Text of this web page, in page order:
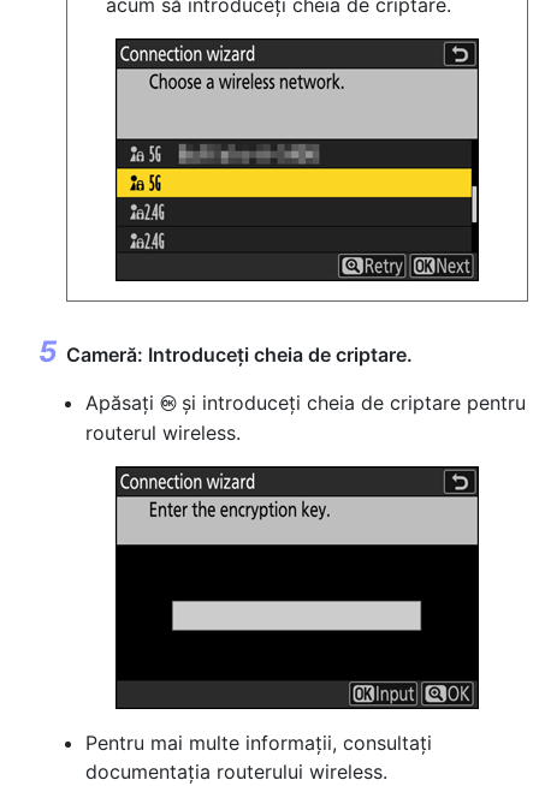
acum să introduceți cheia de criptare.
Cameră: Introduceți cheia de criptare.
Apăsați J și introduceți cheia de criptare pentru
routerul wireless.
Pentru mai multe informații, consultați
documentația routerului wireless.